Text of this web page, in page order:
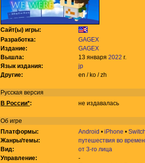
Сайт(ы) игры:
Разработка:
GAGEX
Издание:
GAGEX
Вышла:
13 января 2022 г.
Язык издания:
jp
Другие:
en / ko / zh
Русская версия
В России*: не издавалась
Об игре
Платформы:
Android • iPhone •
Жанры/темы:
путешествия во
Вид:
от 3-го лица
Управление:
-